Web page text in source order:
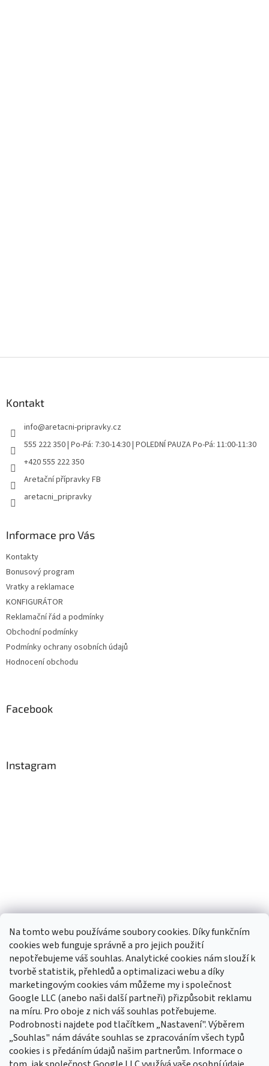
Na tomto webu používáme soubory cookies. Díky funkčním
cookies web funguje správně a pro jejich použití
nepotřebujeme váš souhlas. Analytické cookies nám slouží k
tvorbě statistik, přehledů a optimalizaci webu a díky
marketingovým cookies vám můžeme my i společnost
Google LLC (anebo naši další partneři) přizpůsobit reklamu
na míru. Pro oboje z nich váš souhlas potřebujeme.
Podrobnosti najdete pod tlačítkem „Nastavení". Výběrem
„Souhlas" nám dáváte souhlas se zpracováním všech typů
cookies i s předáním údajů našim partnerům. Informace o
Kontakt
info@aretacni-pripravky.cz
555 222 350 | Po-Pá: 7:30-14:30 | POLEDNÍ PAUZA Po-Pá: 11:00-11:30
+420 555 222 350
Aretační přípravky FB
aretacni_pripravky
Informace pro Vás
Kontakty
Bonusový program
Vratky a reklamace
KONFIGURÁTOR
Reklamační řád a podmínky
Obchodní podmínky
Podmínky ochrany osobních údajů
Hodnocení obchodu
Facebook
Instagram
Sledovat na Instagramu
Odebírat newsletter
Vložte svůj e-mail a my vám budeme zasílat informace o nových
produktech na našem e-shopu.